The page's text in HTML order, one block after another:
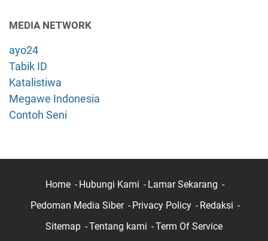
MEDIA NETWORK
ayo24
Tabik ID
Katalistiwa
Megawe Indonesia
Contoh Seni
Home Hubungi Kami
Lamar Sekarang
Pedoman Media Siber
Privacy Policy
Redaksi
Sitemap
Tentang kami Term Of Service